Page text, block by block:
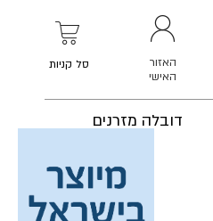
האזור
האישי
סל קניות
דובלה מזרנים